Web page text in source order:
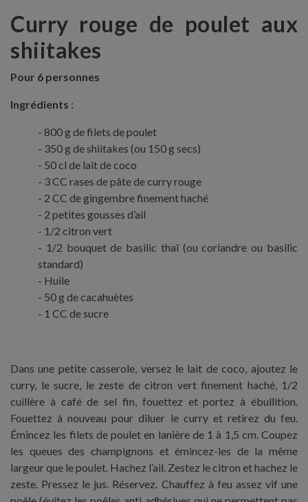
Curry rouge de poulet aux
shiitakes
Pour 6 personnes
Ingrédients :
800 g de filets de poulet
350 g de shiitakes (ou 150 g secs)
50 cl de lait de coco
3 CC rases de pâte de curry rouge
2 CC de gingembre finement haché
2 petites gousses d’ail
1/2 citron vert
1/2 bouquet de basilic thaï (ou coriandre ou basilic
standard)
Huile
50 g de cacahuètes
1 CC de sucre
Dans une petite casserole, versez le lait de coco, ajoutez le
curry, le sucre, le zeste de citron vert finement haché, 1/2
cuillère à café de sel fin, fouettez et portez à ébullition.
Fouettez à nouveau pour diluer le curry et retirez du feu.
Émincez les filets de poulet en lanière de 1 à 1,5 cm. Coupez
les queues des champignons et émincez-les de la même
largeur que le poulet. Hachez l’ail. Zestez le citron et hachez le
zeste. Pressez le jus. Réservez. Chauffez à feu assez vif une